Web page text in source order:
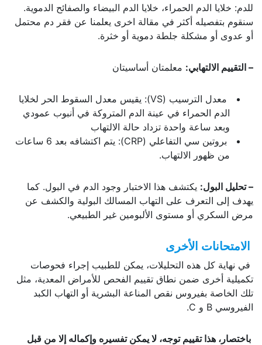
للدم: خلايا الدم الحمراء، خلايا الدم البيضاء والصفائح الدموية.
سنقوم بتفصيله أكثر في مقالة اخرى يعلمنا عن فقر دم محتمل
أو عدوى أو مشكلة جلطة دموية أو خثرة.
– التقييم الالتهابي: معلمتان أساسيتان
معدل الترسيب (VS): يقيس معدل السقوط الحر لخلايا
الدم الحمراء في عينة الدم المتروكة في أنبوب عمودي
وبعد ساعة واحدة تزداد حالة الالتهاب
بروتين سي التفاعلي (CRP): يتم اكتشافه بعد 6 ساعات
من ظهور الالتهاب.
– تحليل البول: يكتشف هذا الاختبار وجود الدم في البول. كما
يهدف إلى التعرف على التهاب المسالك البولية والكشف عن
مرض السكري أو مستوى الألبومين غير الطبيعي.
الامتحانات الأخرى
في نهاية كل هذه التحليلات، يمكن للطبيب إجراء فحوصات
تكميلية أخرى ضمن نطاق تقييم الفحص للأمراض المعدية، مثل
تلك الخاصة بفيروس نقص المناعة البشرية أو التهاب الكبد
الفيروسي B و C.
باختصار، هذا تقييم توجه، لا يمكن تفسيره وإكماله إلا من قبل